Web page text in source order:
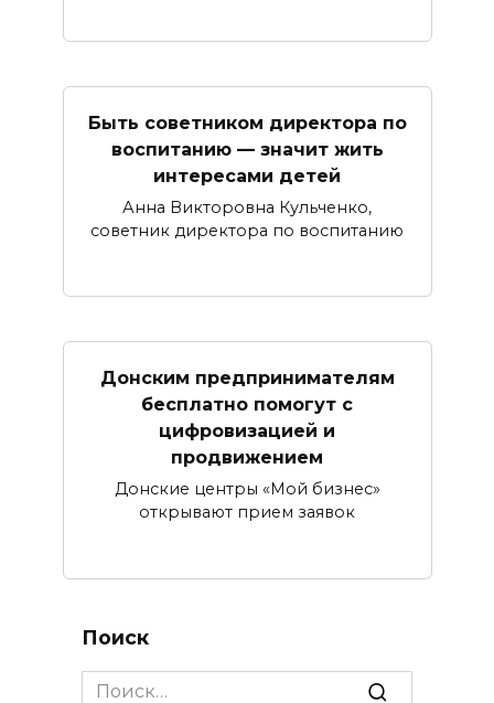
Быть советником директора по
воспитанию — значит жить
интересами детей
Анна Викторовна Кульченко,
советник директора по воспитанию
Донским предпринимателям
бесплатно помогут с
цифровизацией и
продвижением
Донские центры «Мой бизнес»
открывают прием заявок
Поиск
Search